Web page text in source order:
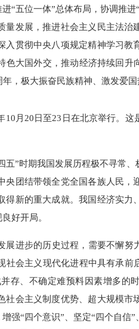
“五位一体”总体布局，协调推
发展，推进社会主义民主法治
贯彻中央八项规定精神学习教
大国外交，推动经济持续回升
，极大振奋民族精神、激发爱国
月20日至23日在北京举行。
”时期我国发展历程极不寻常
团结带领全党全国各族人民，
新的重大成就。我国经济实力
好开局。
进步的历史过程，需要不懈努
会主义现代化进程中具有承前
存、不确定难预料因素增多的
会主义制度优势、超大规模市
强“四个意识”、坚定“四个自信